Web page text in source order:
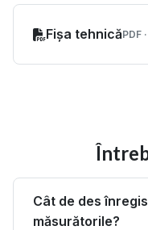
Fișa tehnicăPDF
Cât de des
măsurătorile?